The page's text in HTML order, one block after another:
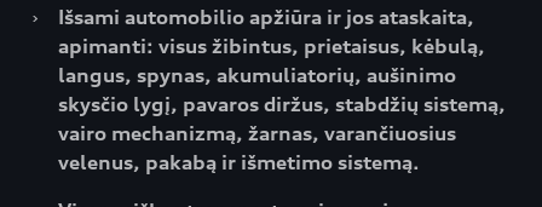
›
Išsami automobilio apžiūra ir jos ataskaita,
apimanti: visus žibintus, prietaisus, kėbulą,
langus, spynas, akumuliatorių, aušinimo
skysčio lygį, pavaros diržus, stabdžių sistemą,
vairo mechanizmą, žarnas, varančiuosius
velenus, pakabą ir išmetimo sistemą.